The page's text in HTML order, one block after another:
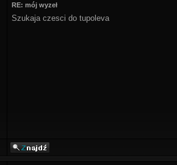
RE: mój wyzeł
Szukaja czesci do tupoleva